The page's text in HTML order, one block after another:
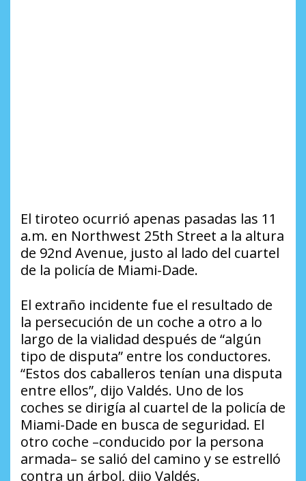
El tiroteo ocurrió apenas pasadas las 11
a.m. en Northwest 25th Street a la altura
de 92nd Avenue, justo al lado del cuartel
de la policía de Miami-Dade.
El extraño incidente fue el resultado de
la persecución de un coche a otro a lo
largo de la vialidad después de “algún
tipo de disputa” entre los conductores.
“Estos dos caballeros tenían una disputa
entre ellos”, dijo Valdés. Uno de los
coches se dirigía al cuartel de la policía de
Miami-Dade en busca de seguridad. El
otro coche –conducido por la persona
armada– se salió del camino y se estrelló
contra un árbol, dijo Valdés.